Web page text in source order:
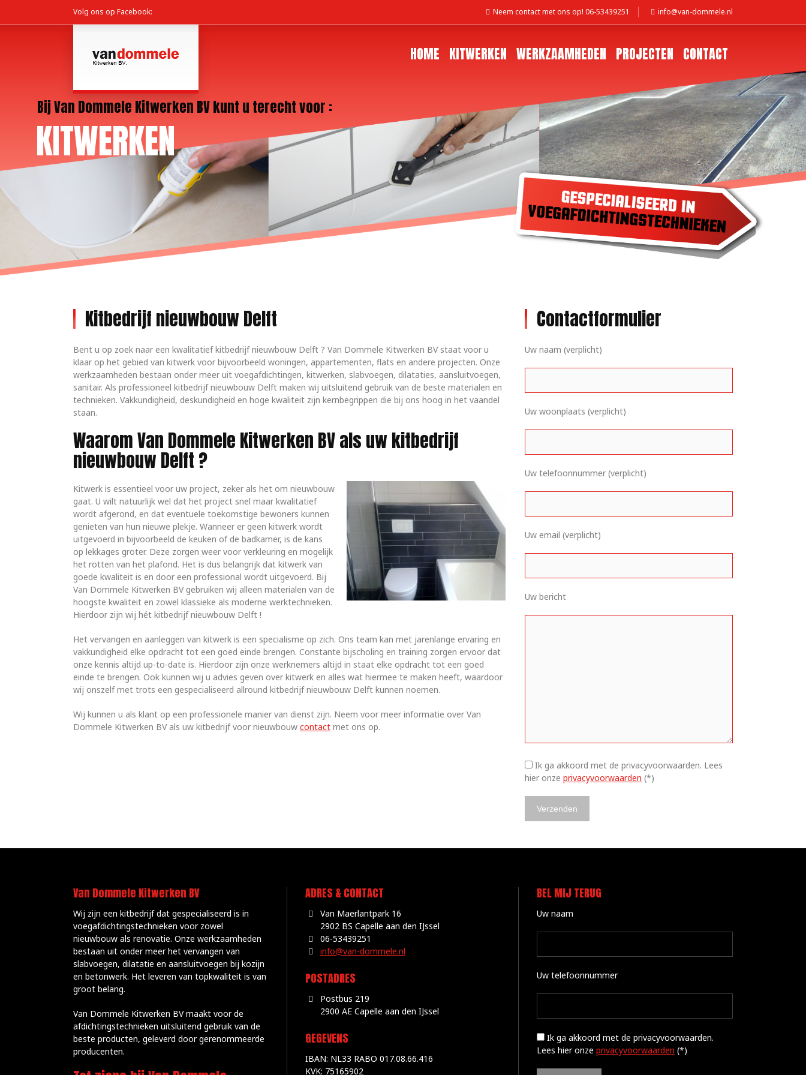
Volg ons op Facebook: Neem contact met ons op! 06-53439251 info@van-dommele.nl
HOME KITWERKEN WERKZAAMHEDEN PROJECTEN CONTACT
Kitbedrijf nieuwbouw Delft
Bent u op zoek naar een kwalitatief kitbedrijf nieuwbouw Delft ? Van Dommele Kitwerken BV staat voor u
klaar op het gebied van kitwerk voor bijvoorbeeld woningen, appartementen, flats en andere projecten. Onze
werkzaamheden bestaan onder meer uit voegafdichtingen, kitwerken, slabvoegen, dilataties, aansluitvoegen,
sanitair. Als professioneel kitbedrijf nieuwbouw Delft maken wij uitsluitend gebruik van de beste materialen en
technieken. Vakkundigheid, deskundigheid en hoge kwaliteit zijn kernbegrippen die bij ons hoog in het vaandel
staan.
Waarom Van Dommele Kitwerken BV als uw kitbedrijf
nieuwbouw Delft ?
Kitwerk is essentieel voor uw project, zeker als het om nieuwbouw
gaat. U wilt natuurlijk wel dat het project snel maar kwalitatief
wordt afgerond, en dat eventuele toekomstige bewoners kunnen
genieten van hun nieuwe plekje. Wanneer er geen kitwerk wordt
uitgevoerd in bijvoorbeeld de keuken of de badkamer, is de kans
op lekkages groter. Deze zorgen weer voor verkleuring en mogelijk
het rotten van het plafond. Het is dus belangrijk dat kitwerk van
goede kwaliteit is en door een professional wordt uitgevoerd. Bij
Van Dommele Kitwerken BV gebruiken wij alleen materialen van de
hoogste kwaliteit en zowel klassieke als moderne werktechnieken.
Hierdoor zijn wij hét kitbedrijf nieuwbouw Delft !
Het vervangen en aanleggen van kitwerk is een specialisme op zich. Ons team kan met jarenlange ervaring en
vakkundigheid elke opdracht tot een goed einde brengen. Constante bijscholing en training zorgen ervoor dat
onze kennis altijd up-to-date is. Hierdoor zijn onze werknemers altijd in staat elke opdracht tot een goed
einde te brengen. Ook kunnen wij u advies geven over kitwerk en alles wat hiermee te maken heeft, waardoor
wij onszelf met trots een gespecialiseerd allround kitbedrijf nieuwbouw Delft kunnen noemen.
Wij kunnen u als klant op een professionele manier van dienst zijn. Neem voor meer informatie over Van
Dommele Kitwerken BV als uw kitbedrijf voor nieuwbouw contact met ons op.
Contactformulier
Uw naam (verplicht)
Uw woonplaats (verplicht)
Uw telefoonnummer (verplicht)
Uw email (verplicht)
Uw bericht
Ik ga akkoord met de privacyvoorwaarden. Lees
hier onzeprivacyvoorwaarden (*)
Van Dommele Kitwerken BV
Wij zijn een kitbedrijf dat gespecialiseerd is in
voegafdichtingstechnieken voor zowel
nieuwbouw als renovatie. Onze werkzaamheden
bestaan uit onder meer het vervangen van
slabvoegen, dilatatie en aansluitvoegen bij kozijn
en betonwerk. Het leveren van topkwaliteit is van
groot belang.
Van Dommele Kitwerken BV maakt voor de
afdichtingstechnieken uitsluitend gebruik van de
beste producten, geleverd door gerenommeerde
producenten.
ADRES & CONTACT
Van Maerlantpark 16
2902 BS Capelle aan den IJssel
06-53439251
info@van-dommele.nl
POSTADRES
Postbus 219
2900 AE Capelle aan den IJssel
GEGEVENS
IBAN: NL33 RABO 017.08.66.416
KVK: 75165902
BEL MIJ TERUG
Uw naam
Uw telefoonnummer
Ik ga akkoord met de privacyvoorwaarden.
Lees hier onzeprivacyvoorwaarden (*)